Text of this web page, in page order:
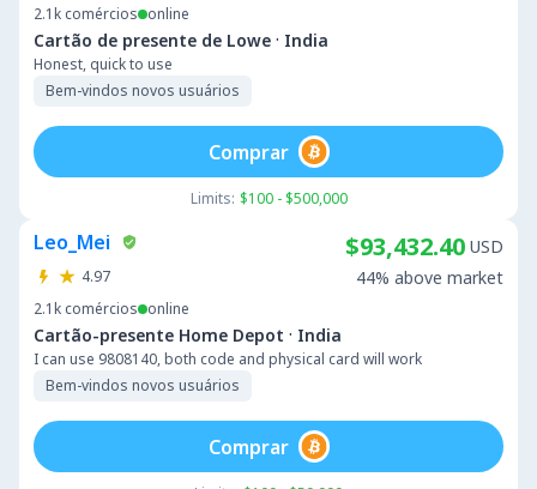
2.1k comércios online
Cartão de presente de Lowe · India
Honest, quick to use
Bem-vindos novos usuários
Limits: $100 - $500,000
Comprar
Leo_Mei
4.97
2.1k comércios online
Cartão-presente Home Depot · India
I can use 9808140, both code and physical card will work
Bem-vindos novos usuários
$93,432.40 USD
44% above market
Comprar